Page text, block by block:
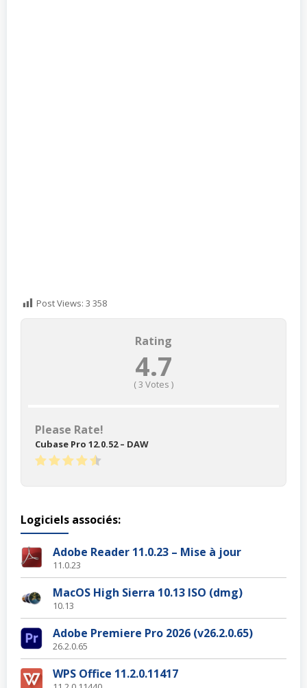
Post Views: 3 358
Rating
4.7
(3 Votes )
Please Rate!
Cubase Pro 12.0.52 – DAW
Logiciels associés:
Adobe Reader 11.0.23 – Mise à jour
11.0.23
MacOS High Sierra 10.13 ISO (dmg)
10.13
Adobe Premiere Pro 2026 (v26.2.0.65)
26.2.0.65
WPS Office 11.2.0.11417